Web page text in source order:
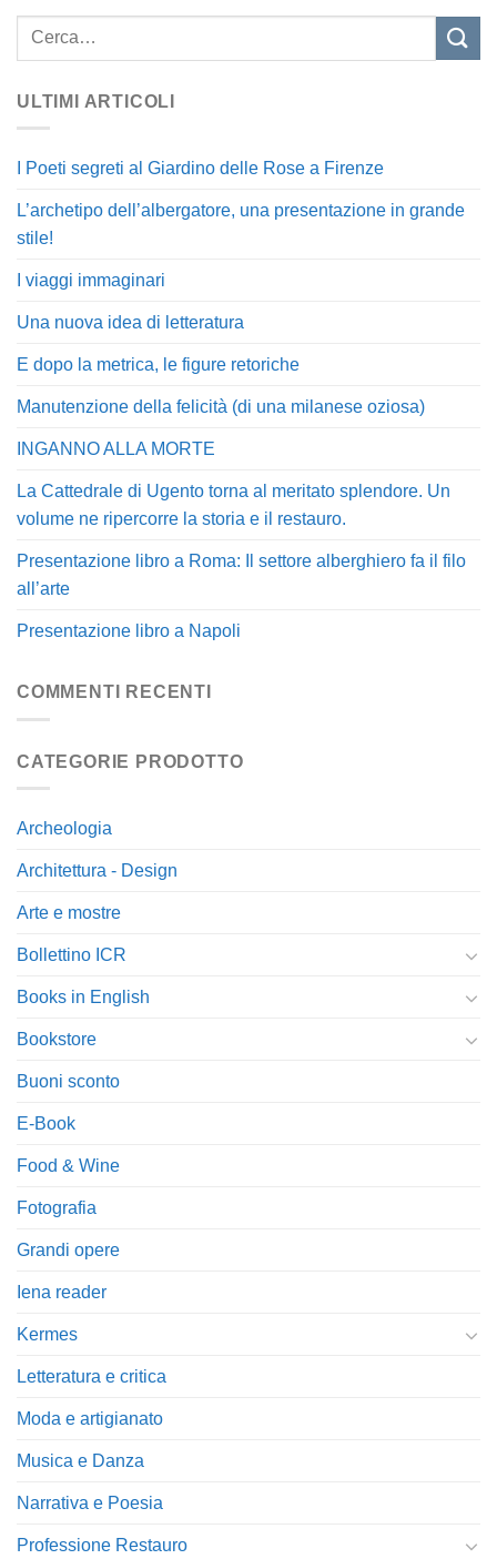
ULTIMI ARTICOLI
I Poeti segreti al Giardino delle Rose a Firenze
L’archetipo dell’albergatore, una presentazione in grande
stile!
I viaggi immaginari
Una nuova idea di letteratura
E dopo la metrica, le figure retoriche
Manutenzione della felicità (di una milanese oziosa)
INGANNO ALLA MORTE
La Cattedrale di Ugento torna al meritato splendore. Un
volume ne ripercorre la storia e il restauro.
Presentazione libro a Roma: Il settore alberghiero fa il filo
all’arte
Presentazione libro a Napoli
COMMENTI RECENTI
CATEGORIE PRODOTTO
Archeologia
Architettura - Design
Arte e mostre
Bollettino ICR
Books in English
Bookstore
Buoni sconto
E-Book
Food & Wine
Fotografia
Grandi opere
Iena reader
Kermes
Letteratura e critica
Moda e artigianato
Musica e Danza
Narrativa e Poesia
Professione Restauro